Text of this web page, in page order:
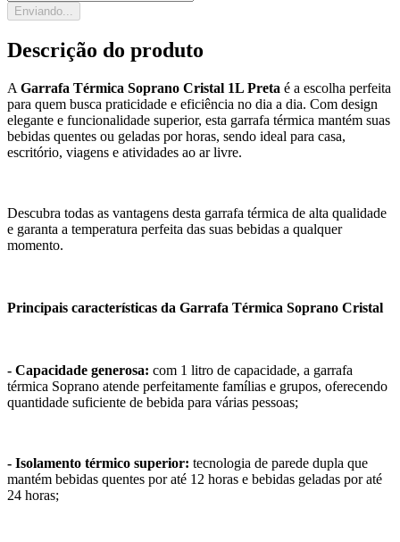
Enviando...
Descrição do produto
A Garrafa Térmica Soprano Cristal 1L Preta é a escolha perfeita
para quem busca praticidade e eficiência no dia a dia. Com design
elegante e funcionalidade superior, esta garrafa térmica mantém suas
bebidas quentes ou geladas por horas, sendo ideal para casa,
escritório, viagens e atividades ao ar livre.
Descubra todas as vantagens desta garrafa térmica de alta qualidade
e garanta a temperatura perfeita das suas bebidas a qualquer
momento.
Principais características da Garrafa Térmica Soprano Cristal
- Capacidade generosa: com 1 litro de capacidade, a garrafa
térmica Soprano atende perfeitamente famílias e grupos, oferecendo
quantidade suficiente de bebida para várias pessoas;
- Isolamento térmico superior: tecnologia de parede dupla que
mantém bebidas quentes por até 12 horas e bebidas geladas por até
24 horas;